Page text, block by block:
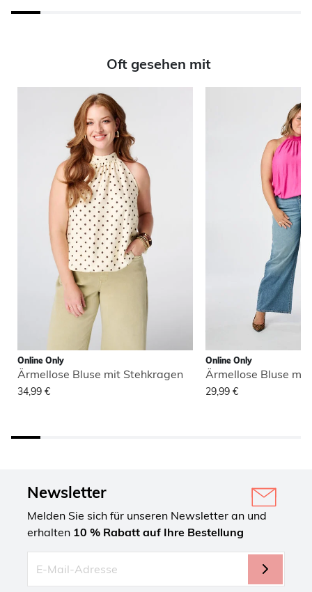
Oft gesehen mit
Online Only
Ärmellose Bluse mit Stehkragen
34,99 €
Online Only
Ärmellose Bluse
29,99 €
Newsletter
Melden Sie sich für unseren Newsletter an und
erhalten 10 % Rabatt auf Ihre Bestellung